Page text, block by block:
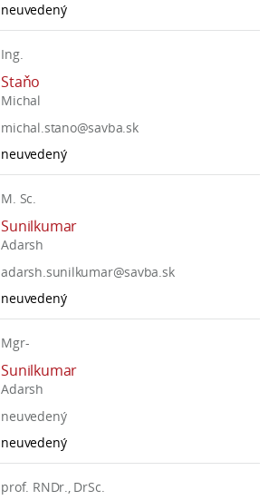
neuvedený
Ing.
Staňo
Michal
michal.stano@savba.sk
neuvedený
M. Sc.
Sunilkumar
Adarsh
adarsh.sunilkumar@savba.sk
neuvedený
Mgr-
Sunilkumar
Adarsh
neuvedený
neuvedený
prof. RNDr., DrSc.